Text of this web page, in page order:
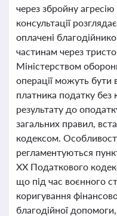
через збройну
консультації
оплачені
частинам через
Міністерством
операції можуть бути
платника податку без
результату до
загальних правил,
кодексом.
регламентуються
XX Податкового
що під час воєнного
коригування
благодійної